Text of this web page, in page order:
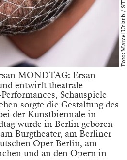
MONDTAG: Ersan
entwirft theatrale
Schauspiele
sorgte die Gestaltung des
der Kunstbiennale in
wurde in Berlin geboren
Burgtheater, am Berliner
Oper Berlin, am
und an den Opern in